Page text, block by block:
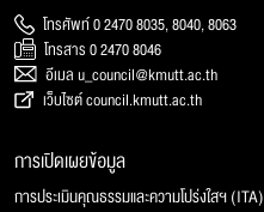
โทรศัพท์ 0 2470 8035, 8040, 8063
โทรสาร 0 2470 8046
อีเมล u_council@kmutt.ac.th
เว็บไซต์ council.kmutt.ac.th
การเปิดเผยข้อมูล
การประเมินคุณธรรมและความโปร่งใสฯ (ITA)